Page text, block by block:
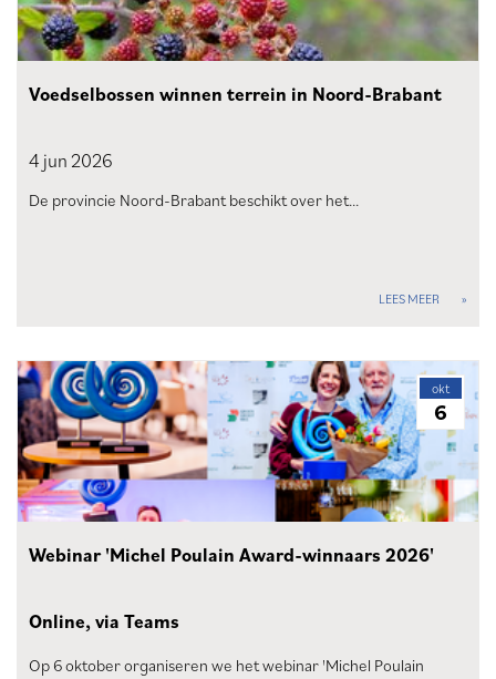
Voedselbossen winnen terrein in Noord-Brabant
4 jun 2026
De provincie Noord-Brabant beschikt over het…
LEES MEER
okt
6
Webinar 'Michel Poulain Award-winnaars 2026'
Online, via Teams
Op 6 oktober organiseren we het webinar 'Michel Poulain